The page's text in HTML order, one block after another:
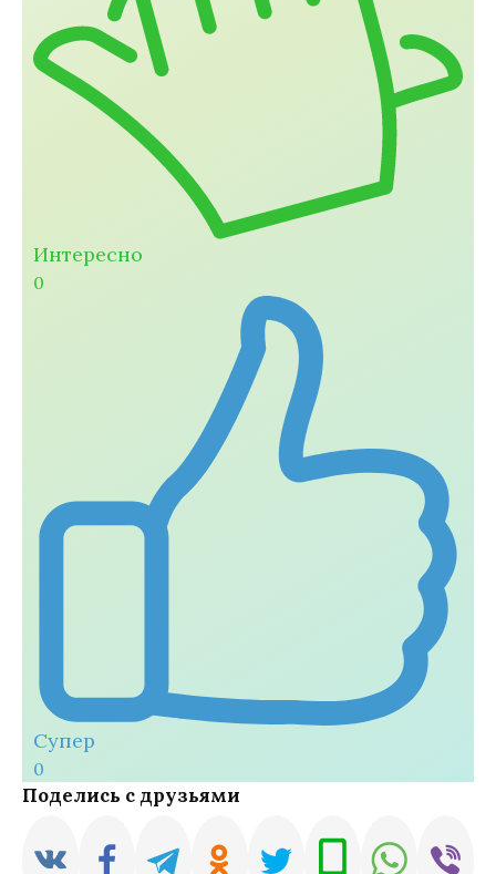
Интересно
0
Супер
0
Поделись с друзьями